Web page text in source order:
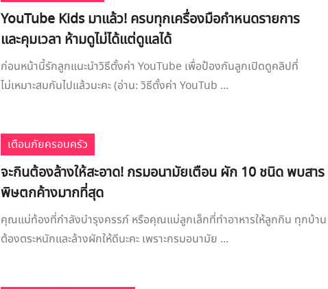
YouTube Kids มาแล้ว! ครบทุกเครื่องมือกำหนดรายการ
และคุมเวลา ห้ามดูไม่ได้แต่ดูแลได้
ก่อนหน้านี้รักลูกแนะนำวิธีตั้งค่า YouTube เพื่อป้องกันลูกเปิดดูคลิปที่
ไม่เหมาะสมกันไปแล้วนะคะ (อ่าน: วิธีตั้งค่า YouTub ...
เตือนภัยครอบครัว
จะกินต้องล้างให้สะอาด! กรมอนามัยเตือน ผัก 10 ชนิด พบสาร
พิษตกค้างมากที่สุด
คุณแม่ท้องที่กำลังบำรุงครรภ์ หรือคุณแม่ลูกเล็กที่ทำอาหารให้ลูกกิน ทุกบ้าน
ต้องตระหนักและล้างผักให้ดีนะคะ เพราะกรมอนามัย ...